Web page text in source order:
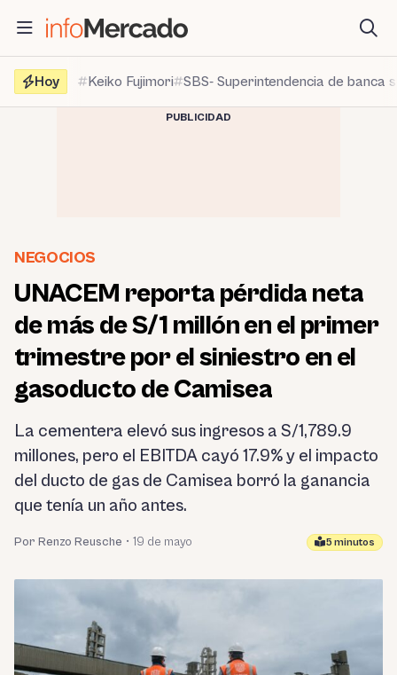
contenido
Hoy
Keiko Fujimori SBS- Superintendencia de banca
PUBLICIDAD
NEGOCIOS
UNACEM reporta pérdida neta
de más de S/1 millón en el primer
trimestre por el siniestro en el
gasoducto de Camisea
La cementera elevó sus ingresos a S/1,789.9
millones, pero el EBITDA cayó 17.9% y el impacto
del ducto de gas de Camisea borró la ganancia
que tenía un año antes.
Por Renzo Reusche • 19 de mayo 5 minutos